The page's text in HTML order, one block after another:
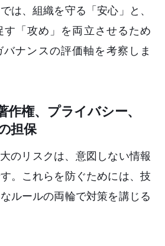
は、組織を守る「安心」と、
す「攻め」を両立させるため
ナンスの評価軸を考察しま
作権、プライバシー、
担保
のリスクは、意図しない情報
。これらを防ぐためには、技
ルールの両輪で対策を講じる